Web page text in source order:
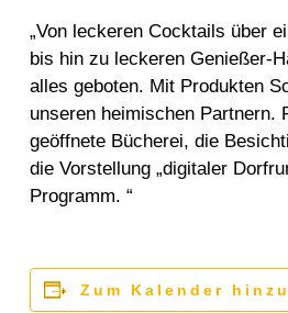
„Von leckeren Cocktails über
bis hin zu leckeren Genießer-
alles geboten. Mit Produkten
unseren heimischen Partnern.
geöffnete Bücherei, die
die Vorstellung „digitaler
Programm. “
Zum Kalender